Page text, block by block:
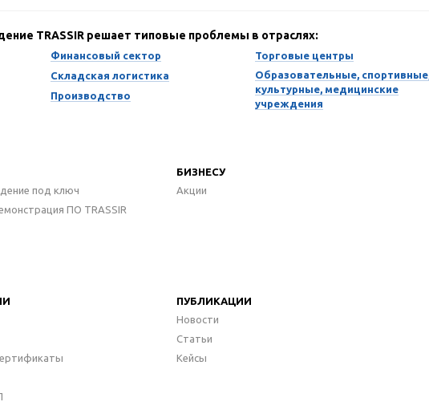
TRASSIR решает типовые проблемы в отраслях:
Финансовый сектор
Складская логистика
Производство
Торговые центры
Образовательные, спортивные,
культурные, медицинские
учреждения
под ключ
ПО TRASSIR
БИЗНЕСУ
Акции
ПУБЛИКАЦИИ
Новости
Статьи
Кейсы